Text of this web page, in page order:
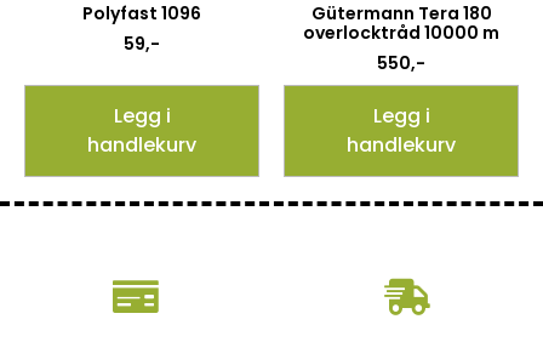
Polyfast 1096
59,-
Legg i
handlekurv
Gütermann Tera 180
overlocktråd 10000 m
550,-
Legg i
handlekurv